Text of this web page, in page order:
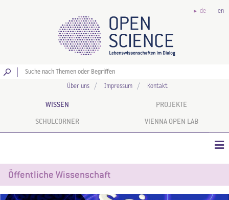
de en
Über uns Impressum Kontakt
WISSEN PROJEKTE
SCHULCORNER VIENNA OPEN LAB
Öffentliche Wissenschaft